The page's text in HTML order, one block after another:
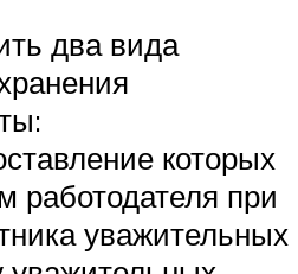
два вида
которых
работодателя при
уважительных